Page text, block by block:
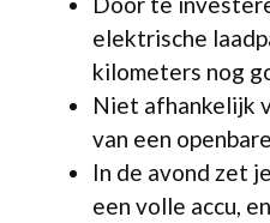
elektrische
kilometers nog
Niet afhankelijk
van een
In de avond zet
een volle accu,